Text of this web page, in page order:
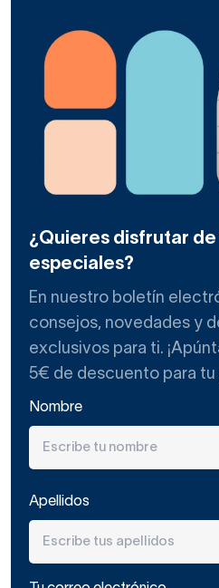
¿Quieres disfrutar
especiales?
En nuestro boletín
consejos, novedades y
exclusivos para ti.
5€ de descuento para tu
Nombre
Apellidos